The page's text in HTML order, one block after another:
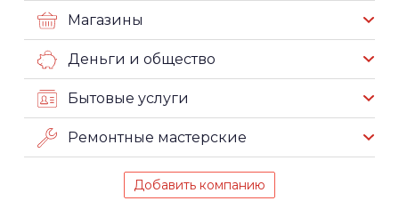
Магазины
Деньги и общество
Бытовые услуги
Ремонтные мастерские
Добавить компанию